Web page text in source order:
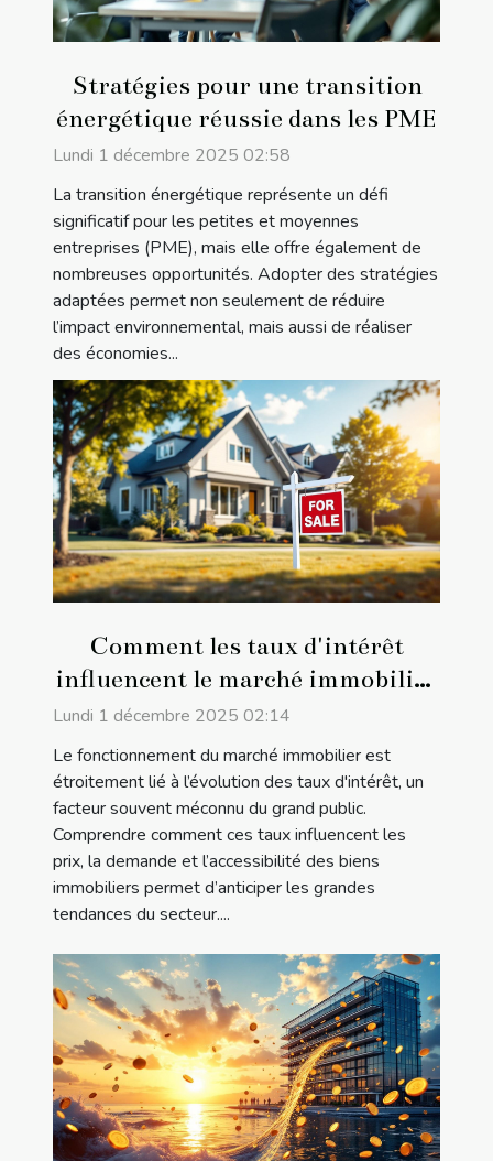
Stratégies pour une transition
énergétique réussie dans les PME
Lundi 1 décembre 2025 02:58
La transition énergétique représente un défi
significatif pour les petites et moyennes
entreprises (PME), mais elle offre également de
nombreuses opportunités. Adopter des stratégies
adaptées permet non seulement de réduire
l’impact environnemental, mais aussi de réaliser
des économies...
Comment les taux d'intérêt
influencent le marché immobilier
?
Lundi 1 décembre 2025 02:14
Le fonctionnement du marché immobilier est
étroitement lié à l’évolution des taux d'intérêt, un
facteur souvent méconnu du grand public.
Comprendre comment ces taux influencent les
prix, la demande et l’accessibilité des biens
immobiliers permet d’anticiper les grandes
tendances du secteur....